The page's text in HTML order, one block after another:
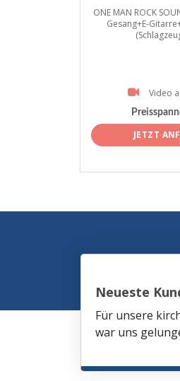
ONE MAN ROCK
Gesang+E-
Video
JETZT
Neueste
Für unsere
war uns